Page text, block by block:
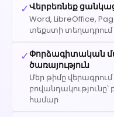
✓Վերբեռնեք
Word, LibreOffice,
տեքստի տեղադրում
✓Փորձագիտական
ծառայություն
Մեր թիմը
բովանդակությունը՝
համար